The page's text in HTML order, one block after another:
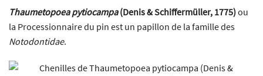
Thaumetopoea pytiocampa(Denis & Schiffermüller, 1775)ou
la Processionnaire du pin est un papillon de la famille des
Notodontidae.